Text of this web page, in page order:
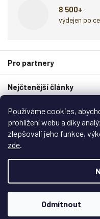
Používáme cookies,
prohlížení webu a díky
zlepšovali jeho funkce,
zde.
Odmítnout
8 500+
výdejen po
p
t
Pro partnery
Nejčtenější články
Spolupracují s námi
Zákaznický servis
Upravit